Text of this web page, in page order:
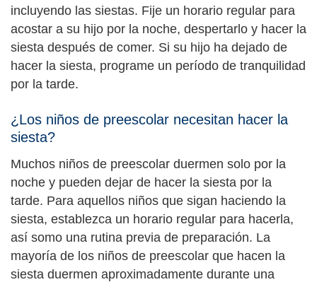
incluyendo las siestas. Fije un horario regular para
acostar a su hijo por la noche, despertarlo y hacer la
siesta después de comer. Si su hijo ha dejado de
hacer la siesta, programe un período de tranquilidad
por la tarde.
¿Los niños de preescolar necesitan hacer la
siesta?
Muchos niños de preescolar duermen solo por la
noche y pueden dejar de hacer la siesta por la
tarde. Para aquellos niños que sigan haciendo la
siesta, establezca un horario regular para hacerla,
así somo una rutina previa de preparación. La
mayoría de los niños de preescolar que hacen la
siesta duermen aproximadamente durante una